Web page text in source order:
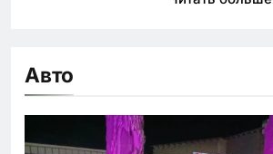
Авто